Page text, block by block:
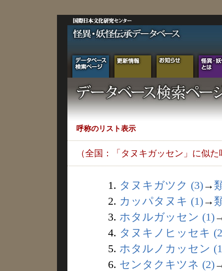
呼称のリスト表示
（全国：「タヌキガッセン」に似た
1. タヌキガツク (3)→
2. カッパタヌキ (1)→
3. ホタルガッセン (1)
4. タヌキノヒッセキ
5. ホタルノカッセン
6. センタクキツネ (2)